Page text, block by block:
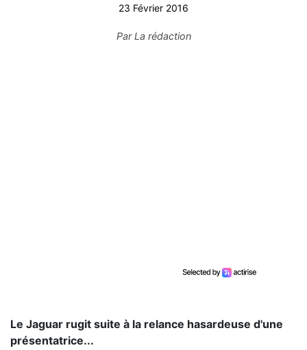
23 Février 2016
ParLa rédaction
Le Jaguar rugit suite à la relance hasardeuse d'une
présentatrice...